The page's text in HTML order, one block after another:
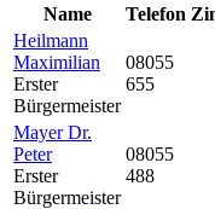
Name
Telefon
Heilmann
Maximilian
Erster
Bürgermeister
08055
655
Mayer Dr.
Peter
Erster
Bürgermeister
08055
488